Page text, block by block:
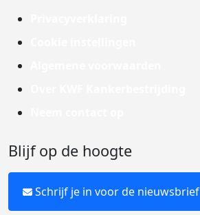
Blijf op de hoogte
Schrijf je in voor de nieuwsbrief